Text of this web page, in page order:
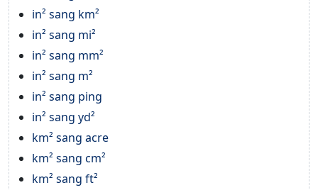
in² sang km²
in² sang mi²
in² sang mm²
in² sang m²
in² sang ping
in² sang yd²
km² sang acre
km² sang cm²
km² sang ft²